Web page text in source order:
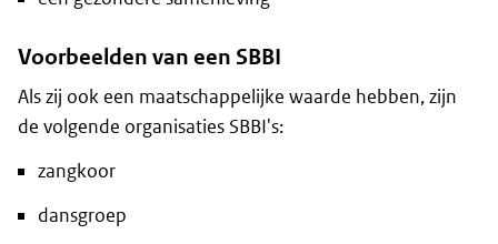
Voorbeelden van een SBBI
Als zij ook een maatschappelijke waarde hebben, zijn
de volgende organisaties SBBI's:
zangkoor
dansgroep